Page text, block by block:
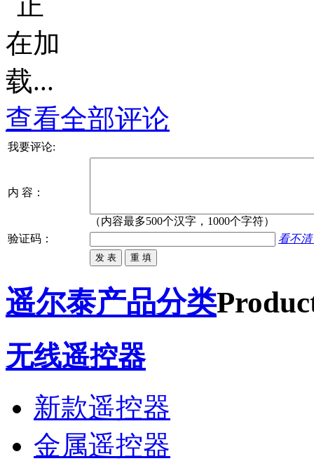
查看全部评论
我要评论:
内 容：
（内容最多500个汉字，1000个字符）
验证码：
看不
遥尔泰产品分类
无线遥控器
新款遥控器
金属遥控器